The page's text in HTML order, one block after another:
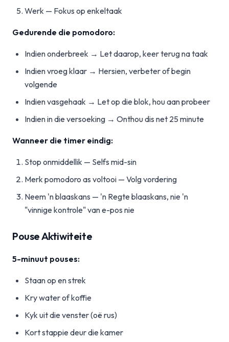
Werk — Fokus op enkeltaak
Gedurende die pomodoro:
Indien onderbreek → Let daarop, keer terug na taak
Indien vroeg klaar → Hersien, verbeter of begin
volgende
Indien vasgehaak → Let op die blok, hou aan probeer
Indien in die versoeking → Onthou dis net 25 minute
Wanneer die timer eindig:
Stop onmiddellik — Selfs mid-sin
Merk pomodoro as voltooi — Volg vordering
Neem 'n blaaskans — 'n Regte blaaskans, nie 'n
"vinnige kontrole" van e-pos nie
Pouse Aktiwiteite
5-minuut pouses:
Staan op en strek
Kry water of koffie
Kyk uit die venster (oë rus)
Kort stappie deur die kamer